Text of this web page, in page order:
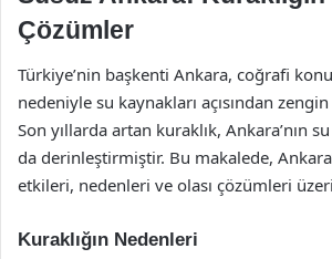
Çözümler
Türkiye’nin başkenti Ankara, coğrafi
nedeniyle su kaynakları açısından
Son yıllarda artan kuraklık, Ankara’nın
da derinleştirmiştir. Bu makalede,
etkileri, nedenleri ve olası çözümleri
Kuraklığın Nedenleri